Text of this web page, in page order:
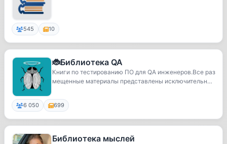
545 10
🐞Библиотека QA
Книги по тестированию ПО для QA инженеров.Все раз
мещенные материалы представлены исключительно
6 050 699
Библиотека мыслей